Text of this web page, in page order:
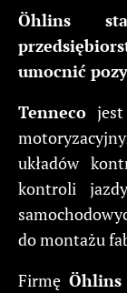
Öhlins
umocnić
Tenneco
układów
kontroli
do montażu
FirmęÖhlins